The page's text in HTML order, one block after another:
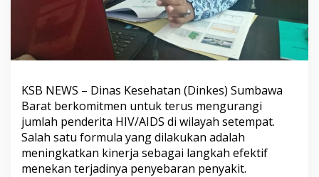
KSB NEWS – Dinas Kesehatan (Dinkes) Sumbawa
Barat berkomitmen untuk terus mengurangi
jumlah penderita HIV/AIDS di wilayah setempat.
Salah satu formula yang dilakukan adalah
meningkatkan kinerja sebagai langkah efektif
menekan terjadinya penyebaran penyakit.